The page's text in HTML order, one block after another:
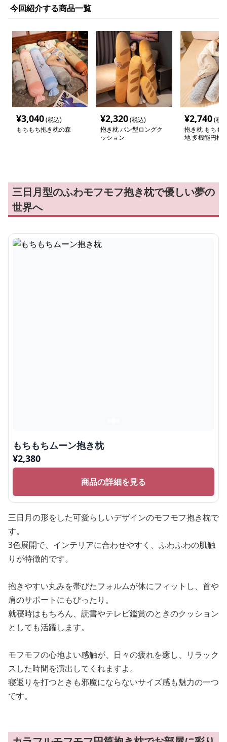
今回紹介する商品一覧
¥3,040(税込)
もちもち抱き枕の森
¥2,320(税込)
抱き枕 パン型ロングク
ッション
¥2,740(税
抱き枕 もちも
地 多機能円柱
三日月型のふわモフモフ抱き枕で優しい夢の
世界へ
もちもちムーン抱き枕
¥2,380
商品の詳細を見る
三日月の形をした可愛らしいデザインのモフモフ抱き枕で
す。
3色展開で、インテリアに合わせやすく、ふわふわの肌触
りが特徴的です。
抱きやすい丸みを帯びたフォルムが体にフィットし、首や
肩のサポートにもぴったり。
就寝時はもちろん、読書やテレビ鑑賞のときのクッション
としても活躍します。
モフモフの心地よい感触が、日々の疲れを癒し、リラック
スした時間を演出してくれますよ。
寝返りを打つときも邪魔にならないサイズ感も魅力の一つ
です。